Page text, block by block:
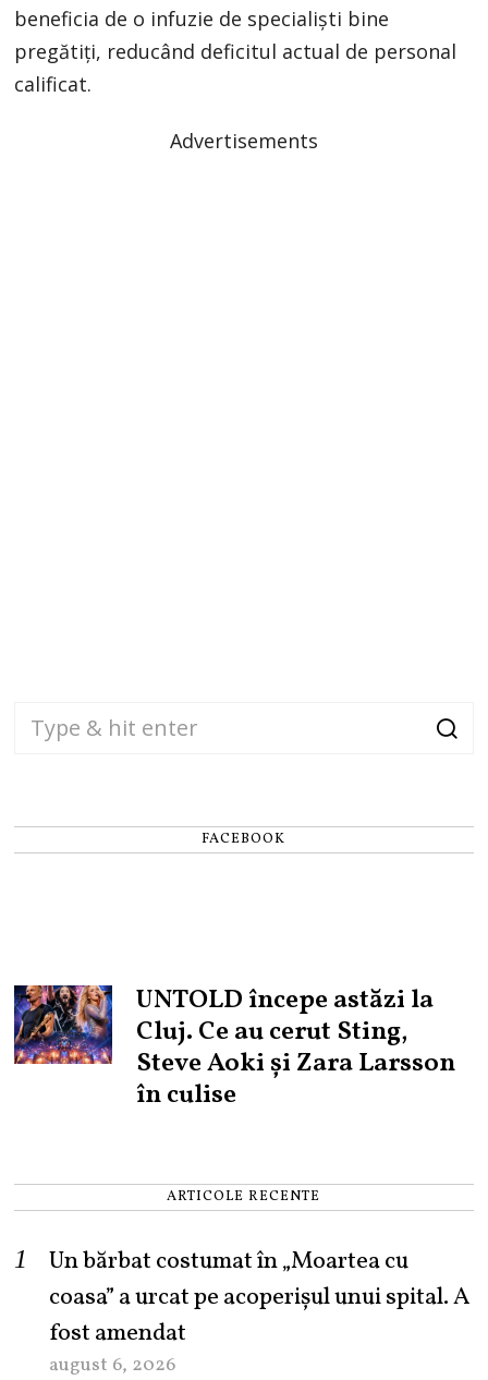
beneficia de o infuzie de specialiști bine
pregătiți, reducând deficitul actual de personal
calificat.
Advertisements
FACEBOOK
UNTOLD începe astăzi la
Cluj. Ce au cerut Sting,
Steve Aoki și Zara Larsson
în culise
ARTICOLE RECENTE
Un bărbat costumat în „Moartea cu
coasa” a urcat pe acoperișul unui spital. A
fost amendat
august 6, 2026